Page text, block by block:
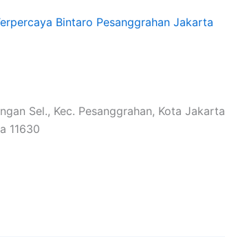
Bintaro Pesanggrahan Jakarta
Sel., Kec. Pesanggrahan, Kota Jakarta
11630